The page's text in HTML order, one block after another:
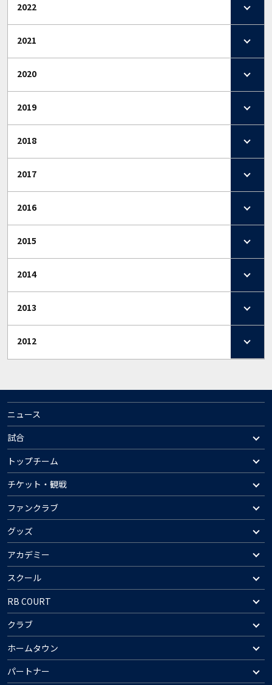
2022
2021
2020
2019
2018
2017
2016
2015
2014
2013
2012
ニュース
試合
トップチーム
チケット・観戦
ファンクラブ
グッズ
アカデミー
スクール
RB COURT
クラブ
ホームタウン
パートナー